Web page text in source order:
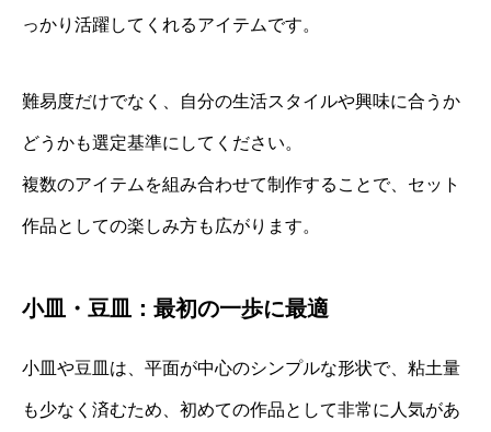
っかり活躍してくれるアイテムです。
難易度だけでなく、自分の生活スタイルや興味に合うか
どうかも選定基準にしてください。
複数のアイテムを組み合わせて制作することで、セット
作品としての楽しみ方も広がります。
小皿・豆皿：最初の一歩に最適
小皿や豆皿は、平面が中心のシンプルな形状で、粘土量
も少なく済むため、初めての作品として非常に人気があ